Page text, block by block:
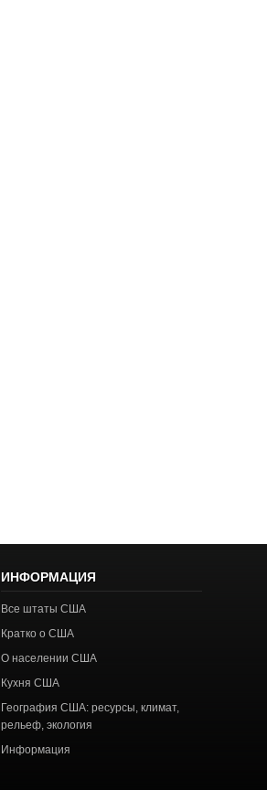
ИНФОРМАЦИЯ
Все штаты США
Кратко о США
О населении США
Кухня США
География США: ресурсы, климат,
рельеф, экология
Информация